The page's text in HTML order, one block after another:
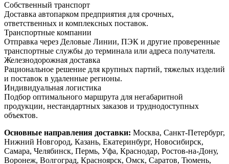
Собственный транспорт
Доставка автопарком предприятия для срочных,
ответственных и комплексных поставок.
Транспортные компании
Отправка через Деловые Линии, ПЭК и другие проверенные
транспортные службы до терминала или адреса получателя.
Железнодорожная доставка
Рациональное решение для крупных партий, тяжелых изделий
и поставок в удаленные регионы.
Индивидуальная логистика
Подбор оптимального маршрута для негабаритной
продукции, нестандартных заказов и труднодоступных
объектов.
Основные направления доставки: Москва, Санкт-Петербург,
Нижний Новгород, Казань, Екатеринбург, Новосибирск,
Самара, Челябинск, Пермь, Уфа, Краснодар, Ростов-на-Дону,
Воронеж, Волгоград, Красноярск, Омск, Саратов, Тюмень,